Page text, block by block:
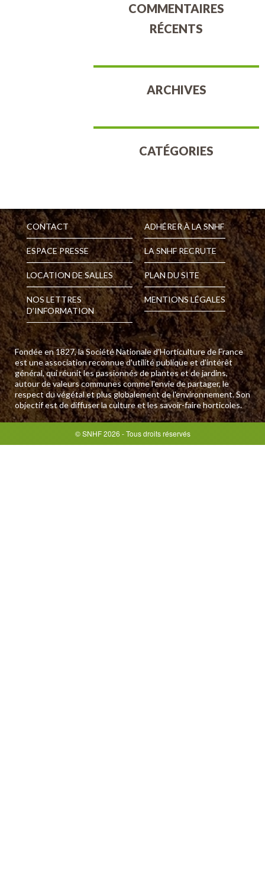
COMMENTAIRES
RÉCENTS
ARCHIVES
CATÉGORIES
CONTACT
ESPACE PRESSE
LOCATION DE SALLES
NOS LETTRES
D’INFORMATION
Fondée en 1827, la Société Nationale d'Horticulture de France
est une association reconnue d'utilité publique et d'intérêt
général, qui réunit les passionnés de plantes et de jardins,
autour de valeurs communes comme l'envie de partager, le
respect du végétal et plus globalement de l'environnement. Son
objectif est de diffuser la culture et les savoir-faire horticoles.
ADHÉRER À LA SNHF
LA SNHF RECRUTE
PLAN DU SITE
MENTIONS LÉGALES
© SNHF 2026 - Tous droits réservés